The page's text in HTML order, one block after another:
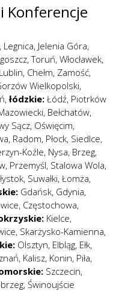
Konferencje
, Legnica, Jelenia Góra,
,Toruń, Włocławek,
Lublin, Chełm, Zamość,
Wielkopolski,
, łódzkie: Łódź, Piotrków
, Bełchatów,
Sącz, Oświęcim,
, Radom, Płock, Siedlce,
Koźle, Nysa, Brzeg,
, Przemyśl, Stalowa Wola,
, Suwałki, Łomża,
Gdańsk, Gdynia,
, Częstochowa,
Kielce,
, Skarżysko-Kamienna,
Olsztyn, Elbląg, Ełk,
, Kalisz, Konin, Piła,
Szczecin,
, Świnoujście